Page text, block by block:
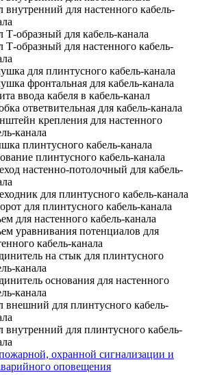
внутренний для настенного кабель-
Т-образный для кабель-канала
Т-образный для настенного кабель-
для плинтусного кабель-канала
фронтальная для кабель-канала
ввода кабеля в кабель-канал
ответвительная для кабель-канала
крепления для настенного
канала
плинтусного кабель-канала
плинтусного кабель-канала
настенно-потолочный для кабель-
для плинтусного кабель-канала
для плинтусного кабель-канала
для настенного кабель-канала
уравнивания потенциалов для
кабель-канала
на стык для плинтусного
канала
основания для настенного
канала
внешний для плинтусного кабель-
внутренний для плинтусного кабель-
охранной сигнализации и
оповещения